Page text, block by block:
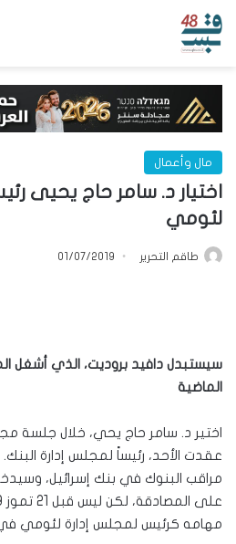
مال وأعمال
اختيار د. سامر حاج يحيى
لئومي
طاقم التحرير 01/07/2019
سيستبدل دافيد بروديت، الذي أشغل
الماضية
اختير د. سامر حاج يحي، خلال جلسة
عقدت الأحد، رئيساً لمجلس إدارة
مراقب البنوك في بنك إسرائيل،
مهامه كرئيس لمجلس إدارة لئومي في